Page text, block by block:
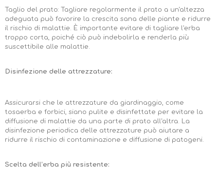
Taglio del prato: Tagliare regolarmente il prato a un'altezza
adeguata può favorire la crescita sana delle piante e ridurre
il rischio di malattie. È importante evitare di tagliare l'erba
troppo corta, poiché ciò può indebolirla e renderla più
suscettibile alle malattie.
Disinfezione delle attrezzature:
Assicurarsi che le attrezzature da giardinaggio, come
tosaerba e forbici, siano pulite e disinfettate per evitare la
diffusione di malattie da una parte di prato all'altra. La
disinfezione periodica delle attrezzature può aiutare a
ridurre il rischio di contaminazione e diffusione di patogeni.
Scelta dell’erba più resistente: